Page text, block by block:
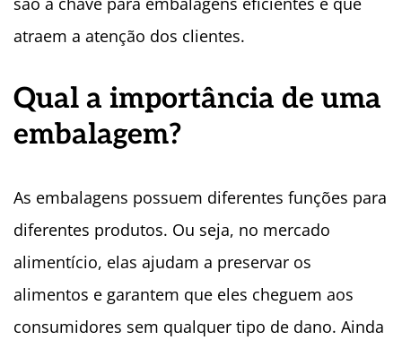
atraem a atenção dos clientes.
Qual a importância de uma
embalagem?
As embalagens possuem diferentes funções para
diferentes produtos. Ou seja, no mercado
alimentício, elas ajudam a preservar os
alimentos e garantem que eles cheguem aos
consumidores sem qualquer tipo de dano. Ainda